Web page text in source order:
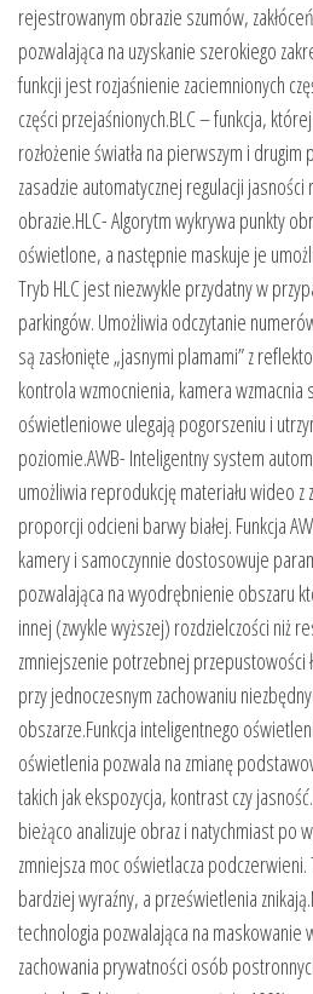
rejestrowanym obrazie szumów,
pozwalająca na uzyskanie szerokiego
funkcji jest rozjaśnienie zaciemnionych
części przejaśnionych.BLC – funkcja,
rozłożenie światła na pierwszym i drugim
zasadzie automatycznej regulacji jasności
obrazie.HLC- Algorytm wykrywa punkty
oświetlone, a następnie maskuje je
Tryb HLC jest niezwykle przydatny w
parkingów. Umożliwia odczytanie
są zasłonięte „jasnymi plamami” z
kontrola wzmocnienia, kamera wzmacnia
oświetleniowe ulegają pogorszeniu i
poziomie.AWB- Inteligentny system
umożliwia reprodukcję materiału wideo z
proporcji odcieni barwy białej. Funkcja
kamery i samoczynnie dostosowuje
pozwalająca na wyodrębnienie obszaru
innej (zwykle wyższej) rozdzielczości niż
zmniejszenie potrzebnej przepustowości
przy jednoczesnym zachowaniu
obszarze.Funkcja inteligentnego
oświetlenia pozwala na zmianę
takich jak ekspozycja, kontrast czy
bieżąco analizuje obraz i natychmiast po
zmniejsza moc oświetlacza
bardziej wyraźny, a prześwietlenia
technologia pozwalająca na maskowanie
zachowania prywatności osób